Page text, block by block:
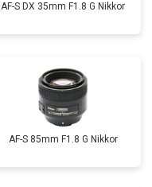
AF-S DX 35mm F1.8 G Nikkor
AF-S 85mm F1.8 G Nikkor